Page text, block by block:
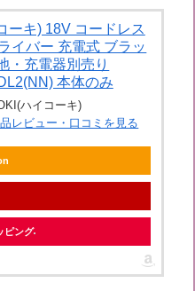
ーキ) 18V コードレス
イバー 充電式 ブラッ
・充電器別売り
本体のみ
ハイコーキ)
レビュー・口コミを見る
ピング